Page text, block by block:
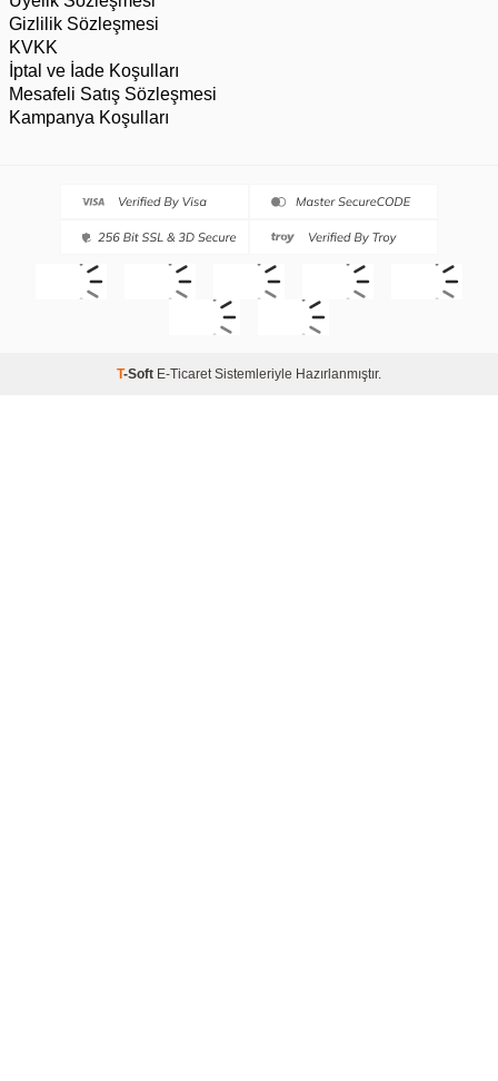
Gizlilik Sözleşmesi
KVKK
İptal ve İade Koşulları
Mesafeli Satış Sözleşmesi
Kampanya Koşulları
T-Soft E-Ticaret Sistemleriyle Hazırlanmıştır.